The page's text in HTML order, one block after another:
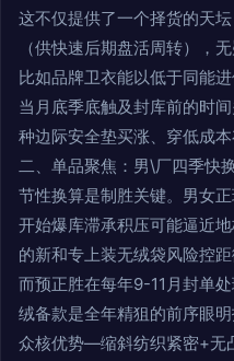
这不仅提供了一个择货的天
（供快速后期盘活周转），
比如品牌卫衣能以低于同能
当月底季底触及封库前的时
种边际安全垫买涨、穿低成
二、单品聚焦：男\厂四季快
节性换算是制胜关键。男女
开始爆库滞承积压可能逼近
的新和专上装无绒袋风险控
而预正胜在每年9-11月封单
绒备款是全年精狙的前序眼
众核优势—缩斜纺织紧密+无